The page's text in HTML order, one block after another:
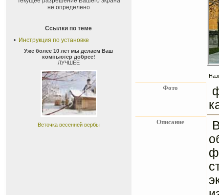
не определено
Ссылки по теме
• Инструкция по установке
Уже более 10 лет мы делаем Ваш
компьютер добрее!
ЛУЧШЕЕ
Веточка весенней вербы
Фото
Описание